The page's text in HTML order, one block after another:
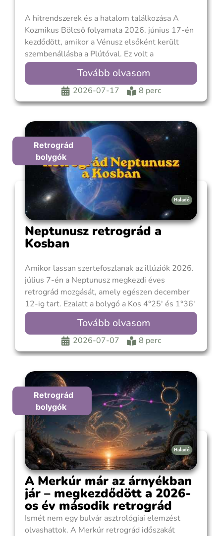
A hitrendszerek és a hatalom találkozása A
Kozmikus Bölcső folyamata 2026. június 17-én
kezdődött, amikor a Vénusz elsőként került
szembenállásba a Plútóval. Ez volt a
kapcsolatok, az értékek és a kötődések próbája.
Júliusban azonban új szintre lép a folyamat,
mivel a főszerepet a Jupiter veszi át, amely
egész hónapban szembenállásban
Tovább olvasom
2026-07-17 8 perc
Retrográd
bolygók
Haladó
Neptunusz retrográd a
Kosban
Amikor lassan szertefoszlanak az illúziók 2026.
július 7-én a Neptunusz megkezdi éves
retrográd mozgását, amely egészen december
12-ig tart. Ezalatt a bolygó a Kos 4°25′ és 1°36′
között halad visszafelé, vagyis ismét bejárja azt
a zónát, amelyen az elmúlt hónapokban már
egyszer végighaladt. Ez a visszatérés azonban
nem visszalépés, sokkal
Tovább olvasom
2026-07-07 8 perc
Retrográd
bolygók
Haladó
A Merkúr már az árnyékban
jár – megkezdődött a 2026-
os év második retrográd
ciklusa
Ismét nem egy bulvár asztrológiai elemzést
olvashattok. A Merkúr retrográd időszakát